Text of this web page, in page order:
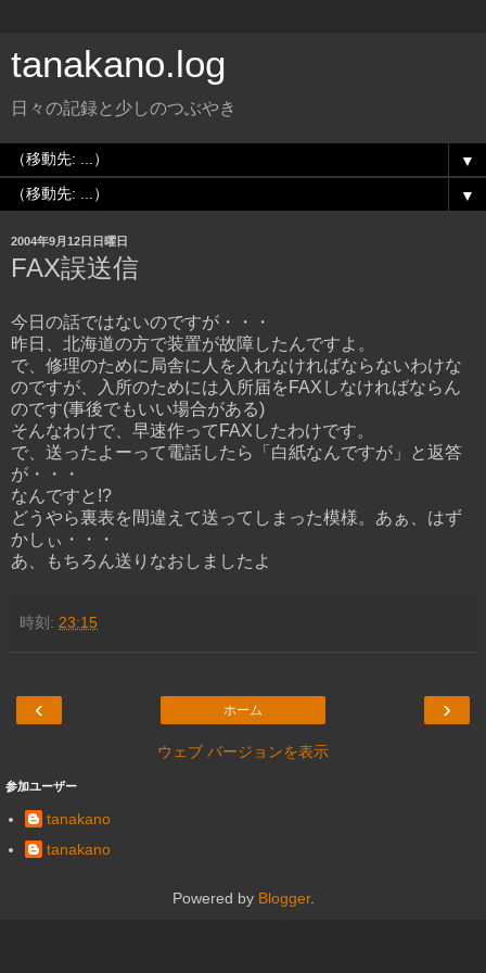
tanakano.log
日々の記録と少しのつぶやき
▼
▼
2004年9月12日日曜日
FAX誤送信
今日の話ではないのですが・・・
昨日、北海道の方で装置が故障したんですよ。
で、修理のために局舎に人を入れなければならないわけな
のですが、入所のためには入所届をFAXしなければならん
のです(事後でもいい場合がある)
そんなわけで、早速作ってFAXしたわけです。
で、送ったよーって電話したら「白紙なんですが」と返答
が・・・
なんですと!?
どうやら裏表を間違えて送ってしまった模様。あぁ、はず
かしぃ・・・
あ、もちろん送りなおしましたよ
時刻: 23:15
‹ ›
ホーム
ウェブ バージョンを表示
参加ユーザー
tanakano
tanakano
Powered by Blogger.